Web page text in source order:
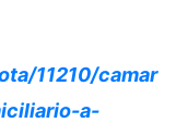
11210/camar
a-